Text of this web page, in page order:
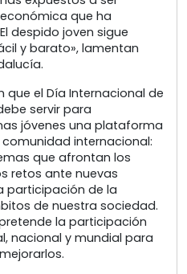
que ha
despido joven sigue
y barato», lamentan
que el Día Internacional de
servir para
jóvenes una plataforma
internacional:
que afrontan los
retos ante nuevas
participación de la
de nuestra sociedad.
la participación
nacional y mundial para